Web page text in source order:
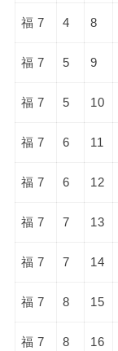
福 7 4 8
福 7 5 9
福 7 5 10
福 7 6 11
福 7 6 12
福 7 7 13
福 7 7 14
福 7 8 15
福 7 8 16